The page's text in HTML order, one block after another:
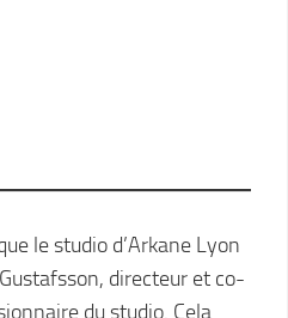
le studio d’Arkane Lyon
directeur et co-
du studio. Cela